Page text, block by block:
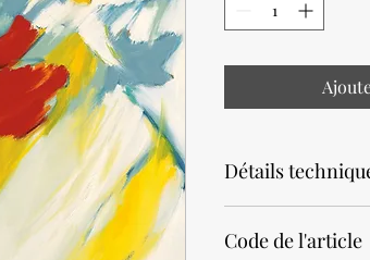
Détails
Prévoir un délai de 2
Code de l'article